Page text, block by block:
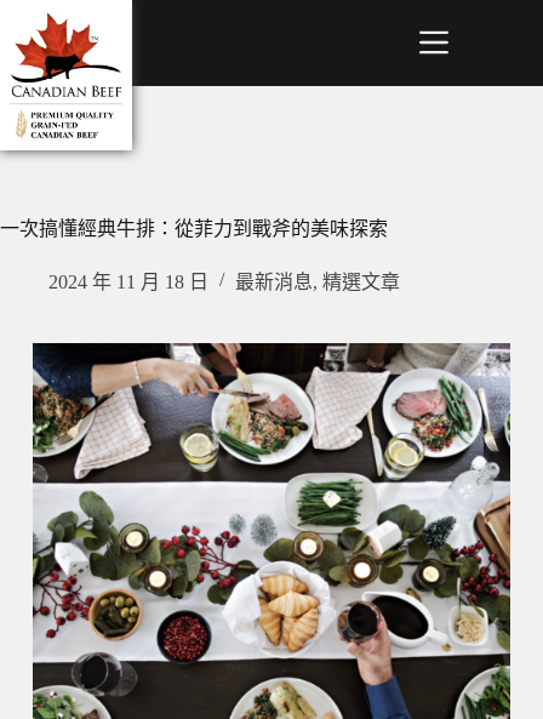
一次搞懂經典牛排：從菲力到戰斧的美味探索
2024 年 11 月 18 日 最新消息, 精選文章